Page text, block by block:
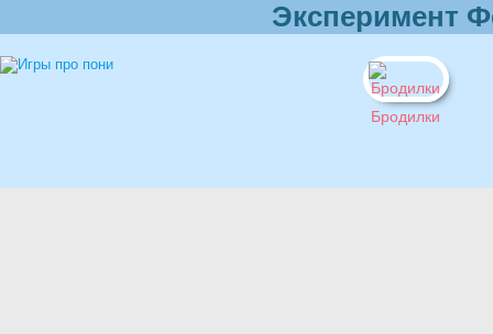
Эксперимент
Бродилки